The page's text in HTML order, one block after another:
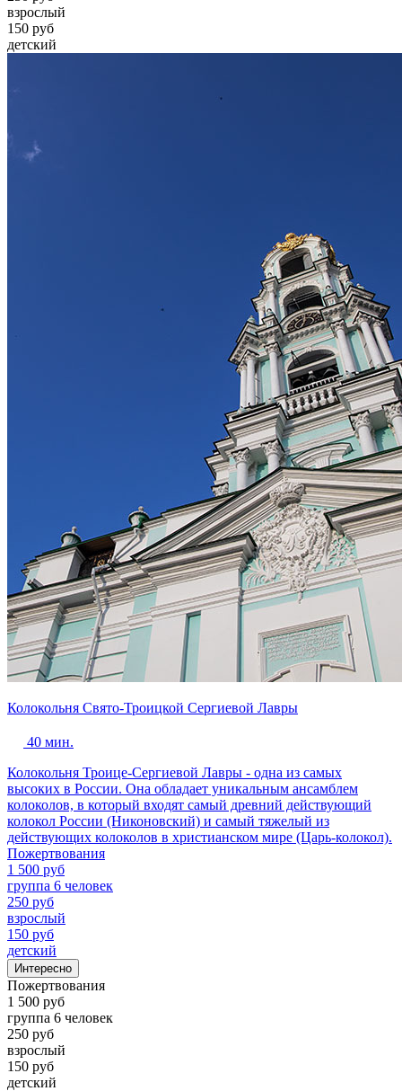
взрослый
150 руб
детский
Колокольня Свято-Троицкой Сергиевой Лавры
40 мин.
Колокольня Троице-Сергиевой Лавры - одна из самых
высоких в России. Она обладает уникальным ансамблем
колоколов, в который входят самый древний действующий
колокол России (Никоновский) и самый тяжелый из
действующих колоколов в христианском мире (Царь-колокол).
Пожертвования
1 500 руб
группа 6 человек
250 руб
взрослый
150 руб
детский
Интересно
Пожертвования
1 500 руб
группа 6 человек
250 руб
взрослый
150 руб
детский